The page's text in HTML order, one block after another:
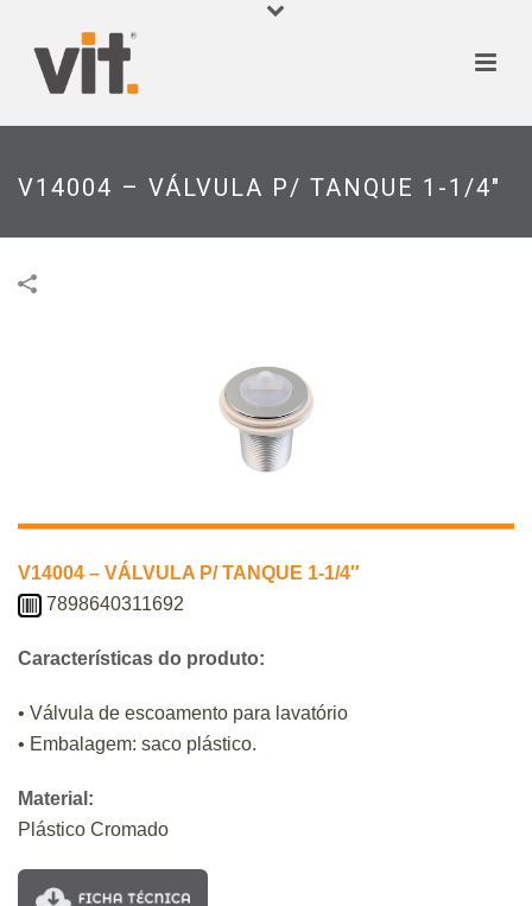
V14004 – VÁLVULA P/ TANQUE 1-1/4″
V14004 – VÁLVULA P/ TANQUE 1-1/4″
7898640311692
Características do produto:
• Válvula de escoamento para lavatório
• Embalagem: saco plástico.
Material:
Plástico Cromado